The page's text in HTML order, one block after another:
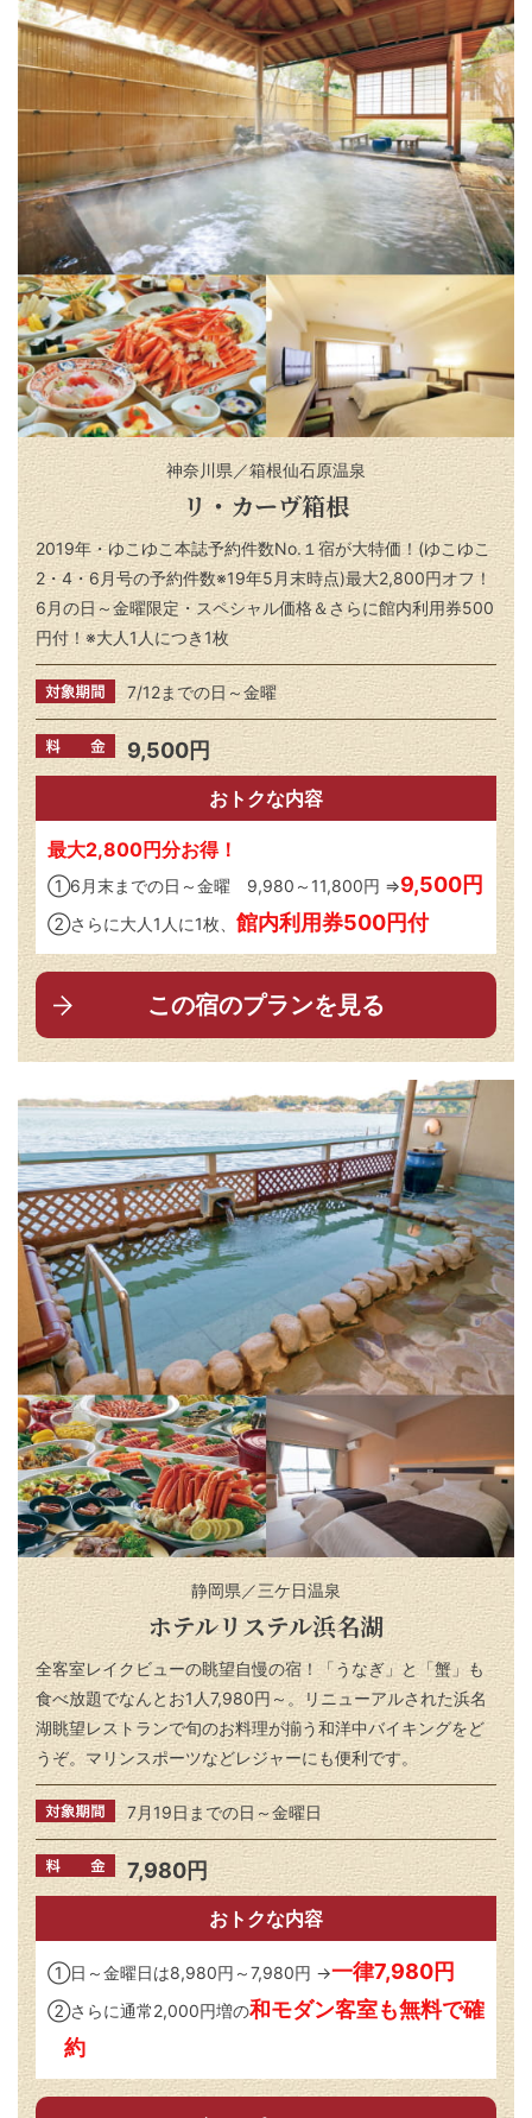
神奈川県／箱根仙石原温泉
リ・カーヴ箱根
2019年・ゆこゆこ本誌予約件数No.１宿が大特価！(ゆこゆこ
2・4・6月号の予約件数※19年5月末時点)最大2,800円オフ！
6月の日～金曜限定・スペシャル価格＆さらに館内利用券500
円付！※大人1人につき1枚
7/12までの日～金曜
9,500円
おトクな内容
最大2,800円分お得！
①6月末までの日～金曜 9,980～11,800円 ⇒9,500円
②さらに大人1人に1枚、 館内利用券500円付
この宿のプランを見る
静岡県／三ケ日温泉
ホテルリステル浜名湖
全客室レイクビューの眺望自慢の宿！「うなぎ」と「蟹」も
食べ放題でなんとお1人7,980円～。リニューアルされた浜名
湖眺望レストランで旬のお料理が揃う和洋中バイキングをど
うぞ。マリンスポーツなどレジャーにも便利です。
7月19日までの日～金曜日
7,980円
おトクな内容
①日～金曜日は8,980円～7,980円 →一律7,980円
②さらに通常2,000円増の和モダン客室も無料で確
約